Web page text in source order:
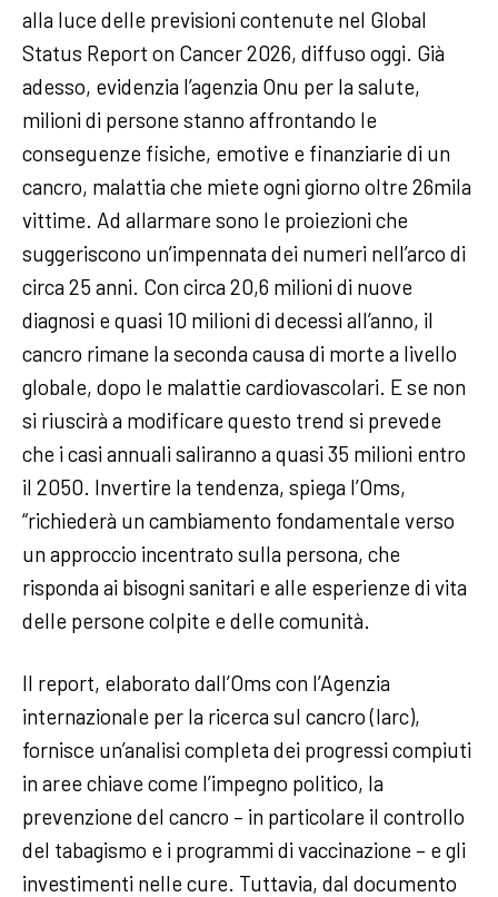
alla luce delle previsioni contenute nel Global
Status Report on Cancer 2026, diffuso oggi. Già
adesso, evidenzia l’agenzia Onu per la salute,
milioni di persone stanno affrontando le
conseguenze fisiche, emotive e finanziarie di un
cancro, malattia che miete ogni giorno oltre 26mila
vittime. Ad allarmare sono le proiezioni che
suggeriscono un’impennata dei numeri nell’arco di
circa 25 anni. Con circa 20,6 milioni di nuove
diagnosi e quasi 10 milioni di decessi all’anno, il
cancro rimane la seconda causa di morte a livello
globale, dopo le malattie cardiovascolari. E se non
si riuscirà a modificare questo trend si prevede
che i casi annuali saliranno a quasi 35 milioni entro
il 2050. Invertire la tendenza, spiega l’Oms,
“richiederà un cambiamento fondamentale verso
un approccio incentrato sulla persona, che
risponda ai bisogni sanitari e alle esperienze di vita
delle persone colpite e delle comunità.
Il report, elaborato dall’Oms con l’Agenzia
internazionale per la ricerca sul cancro (Iarc),
fornisce un’analisi completa dei progressi compiuti
in aree chiave come l’impegno politico, la
prevenzione del cancro – in particolare il controllo
del tabagismo e i programmi di vaccinazione – e gli
investimenti nelle cure. Tuttavia, dal documento